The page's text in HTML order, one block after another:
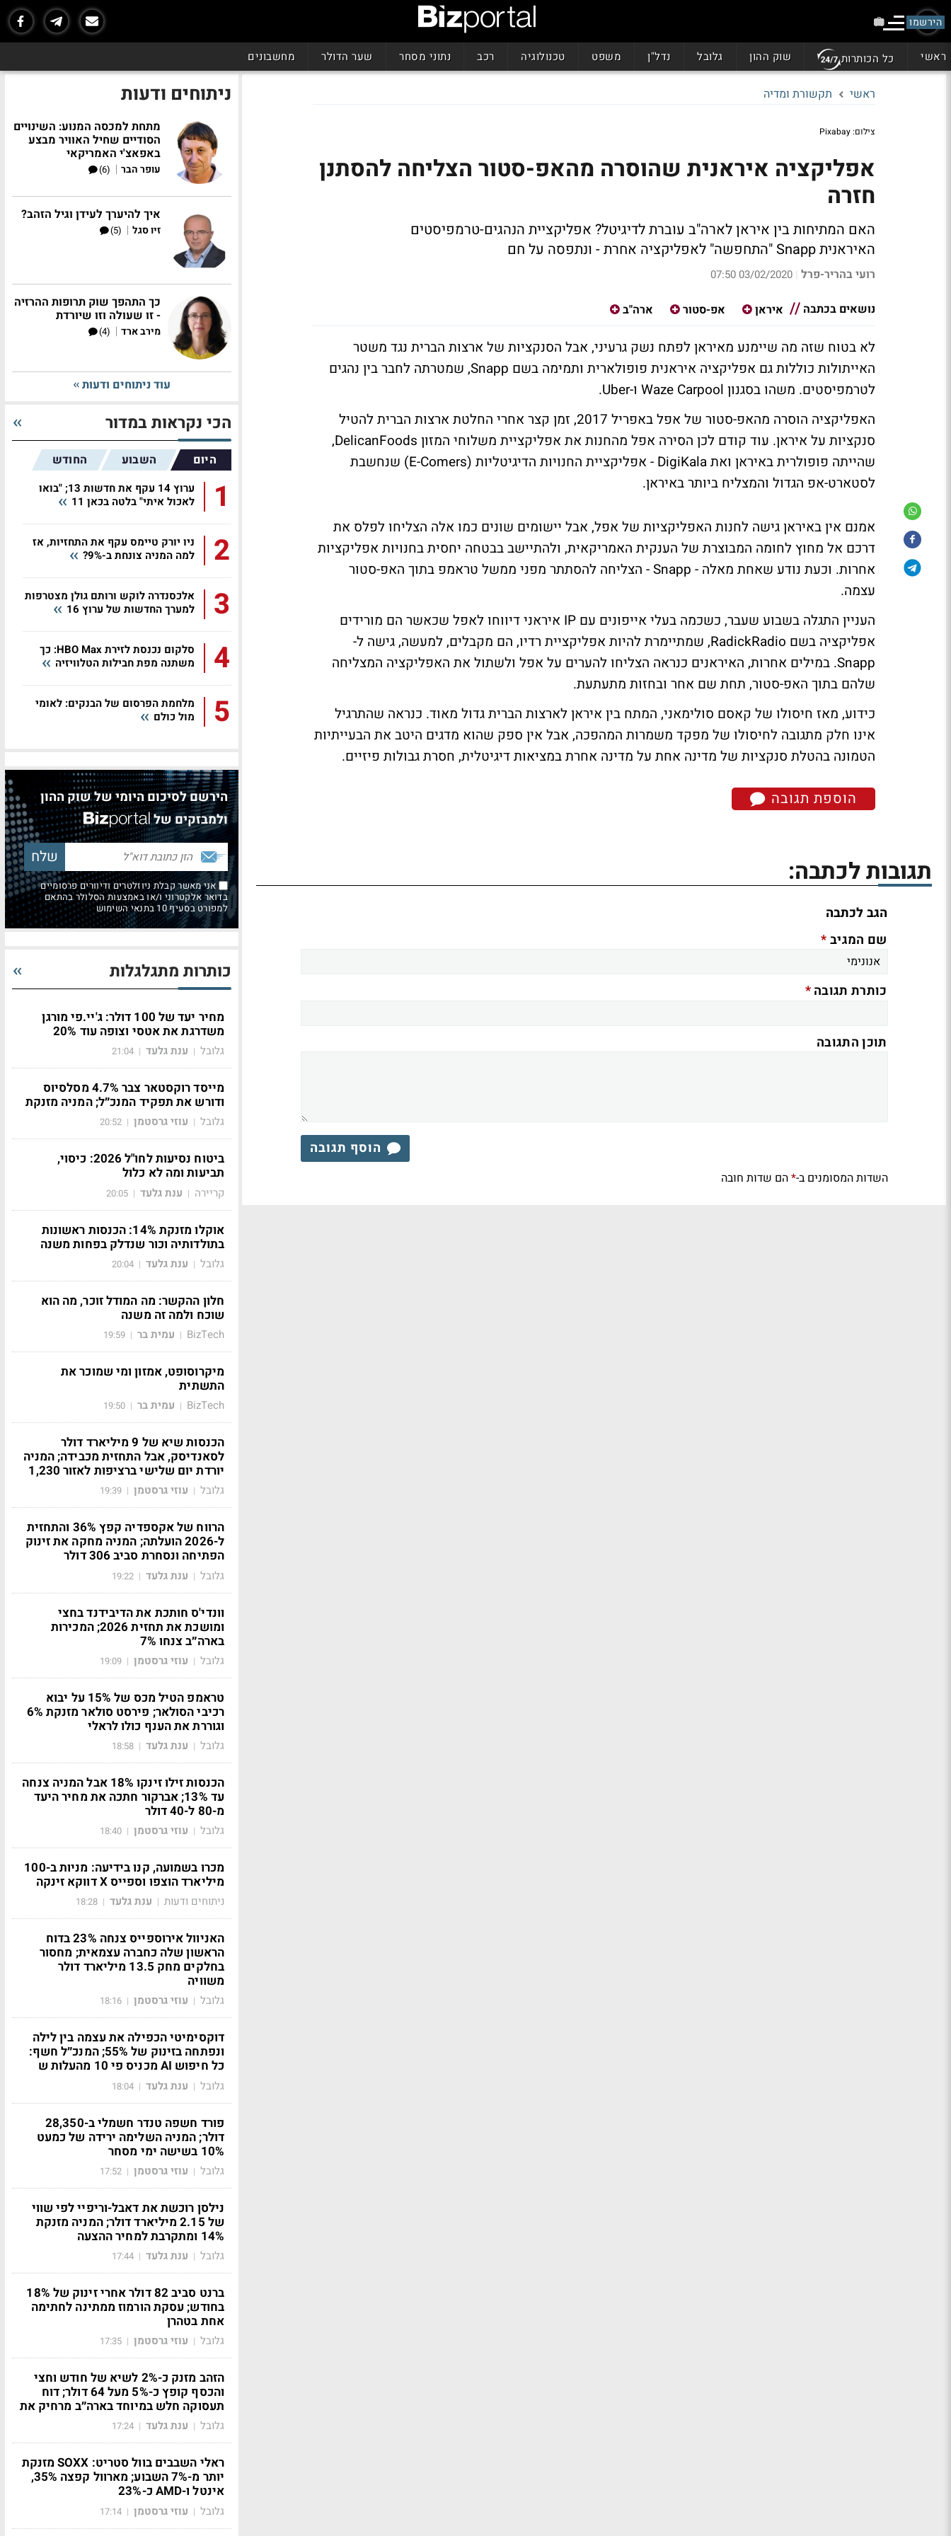
הירשמו
ראשי כל הכותרות שוק ההון גלובל נדל"ן משפט טכנולוגיה רכב נתוני מסחר שער הדולר מחשבונים
ראשי תקשורת ומדיה
צילום: Pixabay
אפליקציה איראנית שהוסרה מהאפ-סטור הצליחה להסתנן
חזרה
האם המתיחות בין איראן לארה"ב עוברת לדיגיטל? אפליקציית הנהגים-טרמפיסטים
האיראנית Snapp "התחפשה" לאפליקציה אחרת - ונתפסה על חם
רועי בהריר-פרל |
03/02/2020 07:50
נושאים בכתבה איראן אפ-סטור ארה"ב
לא בטוח שזה מה שיימנע מאיראן לפתח נשק גרעיני, אבל הסנקציות של ארצות הברית נגד משטר
האייתולות כוללות גם אפליקציה איראנית פופולארית ותמימה בשם Snapp, שמטרתה לחבר בין נהגים
לטרמפיסטים. משהו בסגנון Waze Carpool ו-Uber.
האפליקציה הוסרה מהאפ-סטור של אפל באפריל 2017, זמן קצר אחרי החלטת ארצות הברית להטיל
סנקציות על איראן. עוד קודם לכן הסירה אפל מהחנות את אפליקציית משלוחי המזון DelicanFoods,
שהייתה פופולרית באיראן ואת DigiKala - אפליקציית החנויות הדיגיטליות (E-Comers) שנחשבת
לסטארט-אפ הגדול והמצליח ביותר באיראן.
אמנם אין באיראן גישה לחנות האפליקציות של אפל, אבל יישומים שונים כמו אלה הצליחו לפלס את
דרכם אל מחוץ לחומה המבוצרת של הענקית האמריקאית, ולהתיישב בבטחה יחסית בחנויות אפליקציות
אחרות. וכעת נודע שאחת מאלה - Snapp - הצליחה להסתתר מפני ממשל טראמפ בתוך האפ-סטור
עצמה.
העניין התגלה בשבוע שעבר, כשכמה בעלי אייפונים עם IP איראני דיווחו לאפל שכאשר הם מורידים
אפליקציה בשם RadickRadio, שמתיימרת להיות אפליקציית רדיו, הם מקבלים, למעשה, גישה ל-
Snapp. במילים אחרות, האיראנים כנראה הצליחו להערים על אפל ולשתול את האפליקציה המצליחה
שלהם בתוך האפ-סטור, תחת שם אחר ובחזות מתעתעת.
כידוע, מאז חיסולו של קאסם סולימאני, המתח בין איראן לארצות הברית גדול מאוד. כנראה שהתרגיל
אינו חלק מתגובה לחיסולו של מפקד משמרות המהפכה, אבל אין ספק שהוא מדגים היטב את הבעייתיות
הטמונה בהטלת סנקציות של מדינה אחת על מדינה אחרת במציאות דיגיטלית, חסרת גבולות פיזיים.
הוספת תגובה
תגובות לכתבה:
הגב לכתבה
שם המגיב*
כותרת תגובה*
תוכן התגובה
הוסף תגובה
השדות המסומנים ב-*הם שדות חובה
ניתוחים ודעות
מתחת למכסה המנוע: השינויים
הסודיים שחיל האוויר מבצע
באפאצ'י האמריקאי
עופר הבר |
(6)
איך להיערך לעידן וגיל הזהב?
זיו סגל |
(5)
כך התהפך שוק תרופות ההרזיה
- זו שעולה וזו שיורדת
מירב ארד |
(4)
עוד ניתוחים ודעות
הכי נקראות במדור
היום השבוע החודש
1
ערוץ 14 עקף את חדשות 13; "בואו
לאכול איתי" בלטה בכאן 11
2
ניו יורק טיימס עקף את התחזיות, אז
למה המניה צונחת ב-9%?
3
אלכסנדרה לוקש ורותם גולן מצטרפות
למערך החדשות של ערוץ 16
4
סלקום נכנסת לזירת HBO Max: כך
משתנה מפת חבילות הטלוויזיה
5
מלחמת הפרסום של הבנקים: לאומי
מול כולם
הירשם לסיכום היומי של שוק ההון
ולמבזקים של
אני מאשר קבלת ניוזלטרים ודיוורים פרסומיים
בדואר אלקטרוני ו/או באמצעות הסלולר בהתאם
למפורט בסעיף 10 בתנאי השימוש
כותרות מתגלגלות
מחיר יעד של 100 דולר: ג'יי.פי מורגן
משדרגת את אטסי וצופה עוד 20%
גלובל | ענת גלעד |
21:04
מייסד רוקסטאר צבר 4.7% מסלסיוס
ודורש את תפקיד המנכ״ל; המניה מזנקת
גלובל | עוזי גרסטמן |
20:52
ביטוח נסיעות לחו"ל 2026: כיסוי,
תביעות ומה לא כלול
קריירה | ענת גלעד |
20:05
אוקלו מזנקת 14%: הכנסות ראשונות
בתולדותיה וכור שנדלק בפחות משנה
גלובל | ענת גלעד |
20:04
חלון ההקשר: מה המודל זוכר, מה הוא
שוכח ולמה זה משנה
BizTech
| עמית בר |
19:59
מיקרוסופט, אמזון ומי שמוכר את
התשתית
BizTech
| עמית בר |
19:50
הכנסות שיא של 9 מיליארד דולר
לסאנדיסק, אבל התחזית מכבידה; המניה
יורדת יום שלישי ברציפות לאזור 1,230
גלובל | עוזי גרסטמן |
19:39
הרווח של אקספדיה קפץ 36% והתחזית
ל-2026 הועלתה; המניה מחקה את זינוק
הפתיחה ונסחרת סביב 306 דולר
גלובל | ענת גלעד |
19:22
וונדי'ס חותכת את הדיבידנד בחצי
ומושכת את תחזית 2026; המכירות
בארה״ב צנחו 7%
גלובל | עוזי גרסטמן |
19:09
טראמפ הטיל מכס של 15% על יבוא
רכיבי הסולאר; פירסט סולאר מזנקת 6%
וגוררת את הענף כולו לראלי
גלובל | ענת גלעד |
18:58
הכנסות זילו זינקו 18% אבל המניה צנחה
עד 13%; אברקור חתכה את מחיר היעד
מ-80 ל-40 דולר
גלובל | עוזי גרסטמן |
18:40
מכרו בשמועה, קנו בידיעה: מניות ב-100
מיליארד הוצפו וספייס X דווקא זינקה
ניתוחים ודעות | ענת גלעד |
18:28
האניוול אירוספייס צנחה 23% בדוח
הראשון שלה כחברה עצמאית; מחסור
בחלקים מחק 13.5 מיליארד דולר
משוויה
גלובל | עוזי גרסטמן |
18:16
דוקסימיטי הכפילה את עצמה בין לילה
ונפתחה בזינוק של 55%; המנכ״ל חשף:
כל חיפוש AI מכניס פי 10 מהעלות ש
גלובל | ענת גלעד |
18:04
פורד חשפה טנדר חשמלי ב-28,350
דולר; המניה השלימה ירידה של כמעט
10% בשישה ימי מסחר
גלובל | עוזי גרסטמן |
17:52
נילסן רוכשת את דאבל-וריפיי לפי שווי
של 2.15 מיליארד דולר; המניה מזנקת
14% ומתקרבת למחיר ההצעה
גלובל | ענת גלעד |
17:44
ברנט סביב 82 דולר אחרי זינוק של 18%
בחודש; עסקת הורמוז ממתינה לחתימה
אחת בטהרן
גלובל | עוזי גרסטמן |
17:35
הזהב מזנק כ-2% לשיא של חודש וחצי
והכסף קופץ כ-5% מעל 64 דולר; דוח
תעסוקה חלש במיוחד בארה״ב מרחיק את
גלובל | ענת גלעד |
17:24
ראלי השבבים בוול סטריט: SOXX מזנקת
יותר מ-7% השבוע; מארוול קפצה 35%,
אינטל ו-AMD כ-23%
גלובל | עוזי גרסטמן |
17:14